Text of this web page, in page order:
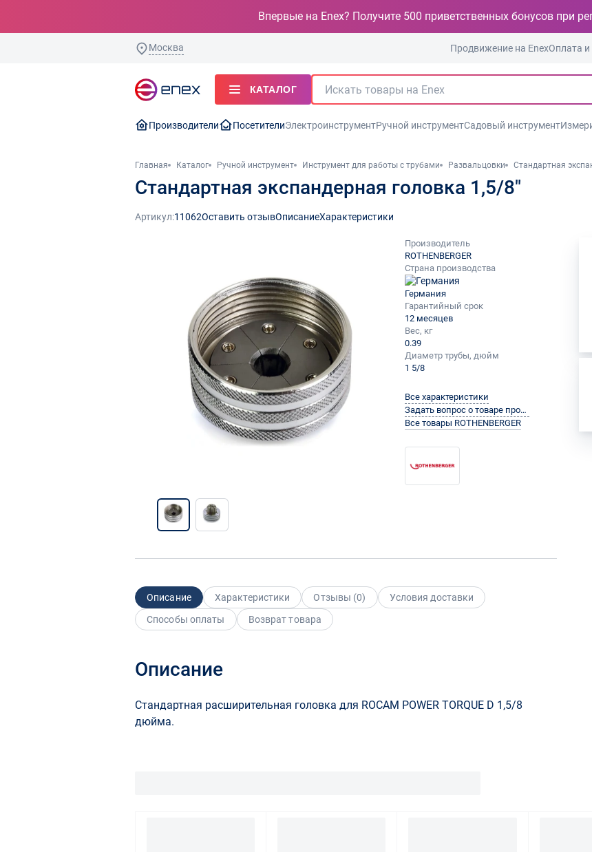
Впервые на Enex? Получите 500 приветственных бонусов при
Москва Продвижение на EnexОплата и
КАТАЛОГ
Производители ПосетителиЭлектроинструментРучной инструментСадовый инструмент
Главная Каталог Ручной инструмент Инструмент для работы с трубами Развальцовки Стандартная
Стандартная экспандерная головка 1,5/8"
Артикул:11062Оставить отзывОписаниеХарактеристики
Производитель
ROTHENBERGER
Страна производства
Германия
Гарантийный срок
12 месяцев
Вес, кг
0.39
Диаметр трубы, дюйм
1 5/8
Все характеристики
Задать вопрос о товаре производителю
Все товары ROTHENBERGER
Описание Характеристики Отзывы (0)
Условия доставки
Способы оплаты
Возврат товара
Описание
Стандартная расширительная головка для ROCAM POWER TORQUE D 1,5/8
дюйма.